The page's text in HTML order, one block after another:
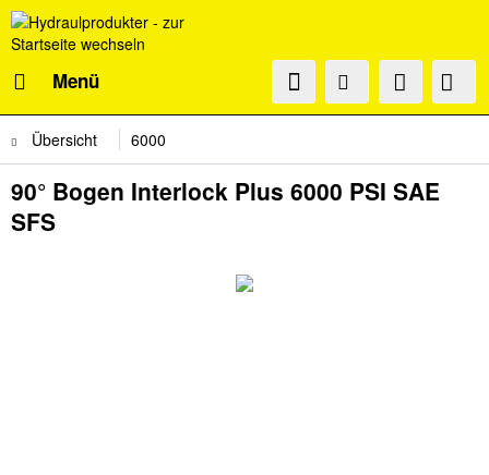
Menü
Übersicht 6000
90° Bogen Interlock Plus 6000 PSI SAE
SFS